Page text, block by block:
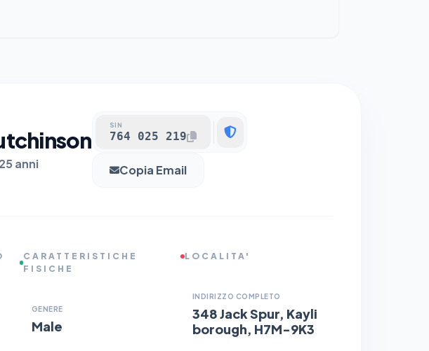
25 anni
SIN
764 025 219
Copia Email
CARATTERISTICHE
FISICHE
GENERE
Male
LOCALITA'
INDIRIZZO COMPLETO
348 Jack Spur, Kayli
borough, H7M-9K3